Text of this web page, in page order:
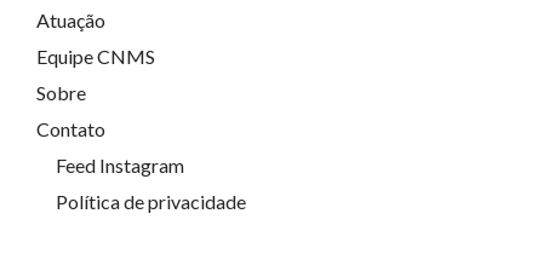
Atuação
Equipe CNMS
Sobre
Contato
Feed Instagram
Política de privacidade